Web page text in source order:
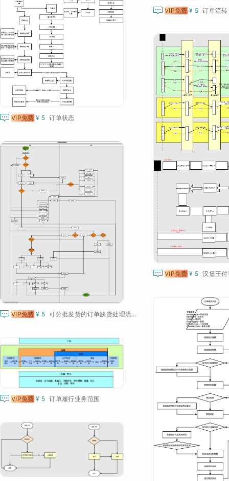
 VIP免费 ¥ 5 订单流转
 VIP免费 ¥ 5 订单状态
 VIP免费 ¥ 5 汉堡王
 VIP免费 ¥ 5 可分批发货的订单缺货处理流程
 VIP免费 ¥ 5 订单履行业务范围